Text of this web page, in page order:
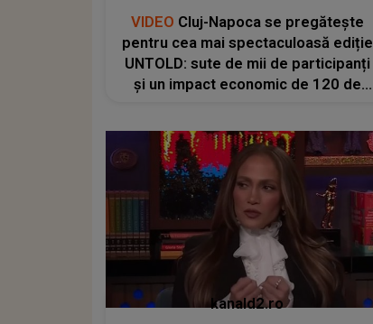
VIDEO Cluj-Napoca se pregătește
pentru cea mai spectaculoasă ediție
UNTOLD: sute de mii de participanți
și un impact economic de 120 de
kanald2.ro